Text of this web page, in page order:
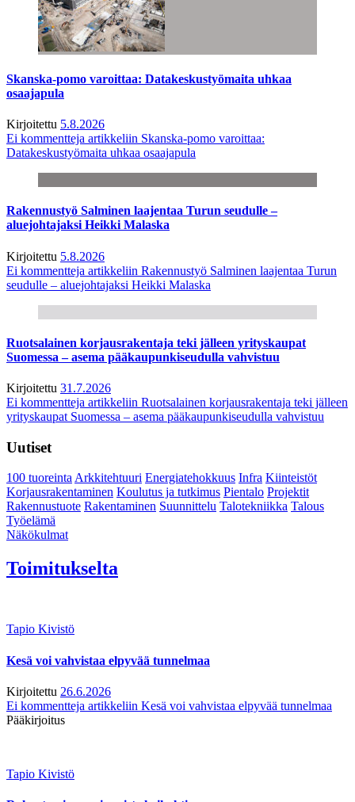
Skanska-pomo varoittaa: Datakeskustyömaita uhkaa
osaajapula
Kirjoitettu 5.8.2026
Ei kommentteja artikkeliin Skanska-pomo varoittaa:
Datakeskustyömaita uhkaa osaajapula
Rakennustyö Salminen laajentaa Turun seudulle –
aluejohtajaksi Heikki Malaska
Kirjoitettu 5.8.2026
Ei kommentteja artikkeliin Rakennustyö Salminen laajentaa Turun
seudulle – aluejohtajaksi Heikki Malaska
Ruotsalainen korjausrakentaja teki jälleen yrityskaupat
Suomessa – asema pääkaupunkiseudulla vahvistuu
Kirjoitettu 31.7.2026
Ei kommentteja artikkeliin Ruotsalainen korjausrakentaja teki jälleen
yrityskaupat Suomessa – asema pääkaupunkiseudulla vahvistuu
Uutiset
100 tuoreintaArkkitehtuuri Energiatehokkuus Infra Kiinteistöt
Korjausrakentaminen Koulutus ja tutkimus Pientalo Projektit
Rakennustuote Rakentaminen Suunnittelu Talotekniikka Talous
Työelämä
Näkökulmat
Toimitukselta
Tapio Kivistö
Kesä voi vahvistaa elpyvää tunnelmaa
Kirjoitettu 26.6.2026
Ei kommentteja artikkeliin Kesä voi vahvistaa elpyvää tunnelmaa
Pääkirjoitus
Tapio Kivistö